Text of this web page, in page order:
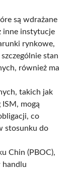
są wdrażane
inne instytucje
rynkowe,
stan
również ma
takich jak
ISM, mogą
co
stosunku do
Chin (PBOC),
handlu